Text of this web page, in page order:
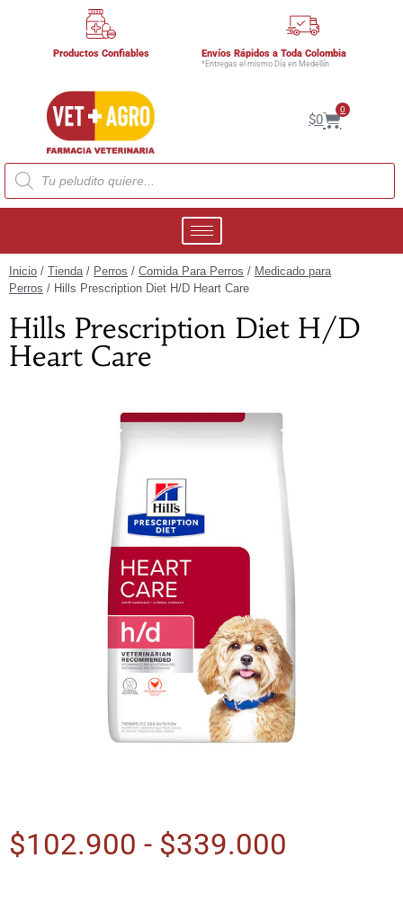
Productos Confiables Envíos Rápidos a Toda Colombia
*Entregas el mismo Día en Medellín
$0
0
Inicio / Tienda/ Perros / Comida Para Perros / Medicado para
Perros / Hills Prescription Diet H/D Heart Care
Hills Prescription Diet H/D
Heart Care
$102.900 - $339.000